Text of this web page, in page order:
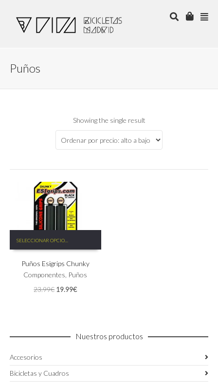
Puños
Showing the single result
SELECCIONAR OPCIONES
producto
múltiples
variantes.
de
producto
Puños Esigrips Chunky
Componentes, Puños
23.99€ El
19.99€El
Nuestros productos
Accesorios
Bicicletas y Cuadros